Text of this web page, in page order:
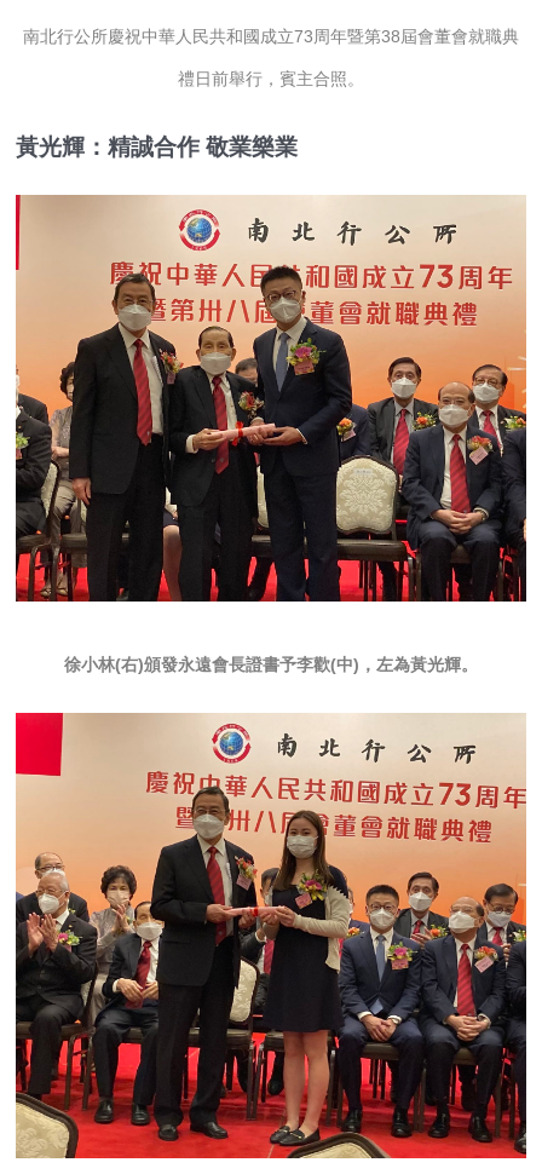
南北行公所慶祝中華人民共和國成立73周年暨第38屆會董會就職典
禮日前舉行，賓主合照。
黃光輝：精誠合作 敬業樂業
徐小林(右)頒發永遠會長證書予李歡(中)，左為黃光輝。